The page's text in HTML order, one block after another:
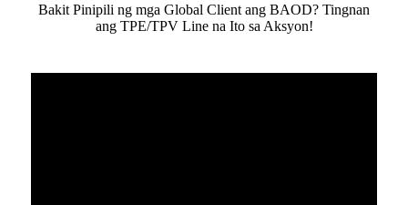
Bakit Pinipili ng mga Global Client ang BAOD? Tingnan
ang TPE/TPV Line na Ito sa Aksyon!